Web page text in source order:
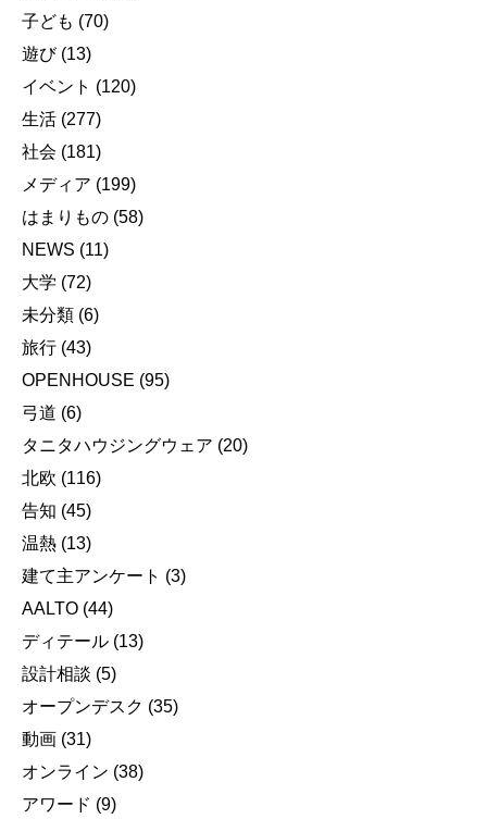
子ども (70)
遊び(13)
イベント (120)
生活 (277)
社会 (181)
メディア (199)
はまりもの (58)
NEWS (11)
大学 (72)
未分類 (6)
旅行 (43)
OPENHOUSE (95)
弓道 (6)
タニタハウジングウェア (20)
北欧 (116)
告知 (45)
温熱 (13)
建て主アンケート (3)
AALTO (44)
ディテール (13)
設計相談 (5)
オープンデスク (35)
動画 (31)
オンライン (38)
アワード (9)